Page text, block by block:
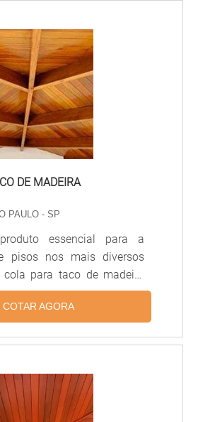
nichos e desenhos
É muito utilizado em
escritórios e ambientes
versatilidade, leveza e
DE MADEIRA
PAULO - SP
essencial para a
pisos nos mais diversos
para taco de madeira
vantagens para todos os
mais utilizada para essa
cola PU, uma substância
madeira. Aplicação da cola
Os tacos, em geral,
sobre contrapisos em
COTAR AGORA